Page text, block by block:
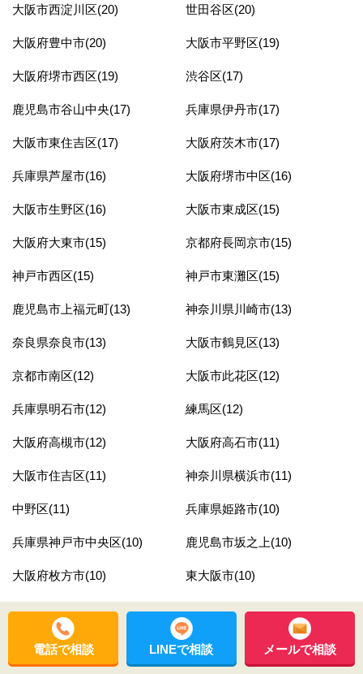
大阪市西淀川区(20) 世田谷区(20)
大阪府豊中市(20) 大阪市平野区(19)
大阪府堺市西区(19) 渋谷区(17)
鹿児島市谷山中央(17) 兵庫県伊丹市(17)
大阪市東住吉区(17) 大阪府茨木市(17)
兵庫県芦屋市(16) 大阪府堺市中区(16)
大阪市生野区(16) 大阪市東成区(15)
大阪府大東市(15) 京都府長岡京市(15)
神戸市西区(15) 神戸市東灘区(15)
鹿児島市上福元町(13) 神奈川県川崎市(13)
奈良県奈良市(13) 大阪市鶴見区(13)
京都市南区(12) 大阪市此花区(12)
兵庫県明石市(12) 練馬区(12)
大阪府高槻市(12) 大阪府高石市(11)
大阪市住吉区(11) 神奈川県横浜市(11)
中野区(11) 兵庫県姫路市(10)
兵庫県神戸市中央区(10) 鹿児島市坂之上(10)
大阪府枚方市(10) 東大阪市(10)
大阪府堺市堺区(10) 奈良県生駒市(10)
神戸市灘区(9) 兵庫県神戸市灘区(9)
電話で相談 LINEで相談 メールで相談